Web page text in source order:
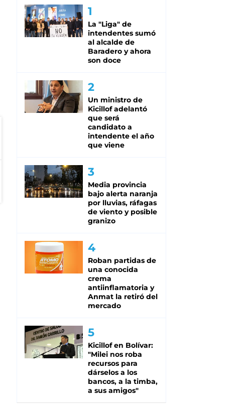
La "Liga" de
intendentes sumó
al alcalde de
Baradero y ahora
son doce
Un ministro de
Kicillof adelantó
que será
candidato a
intendente el año
que viene
Media provincia
bajo alerta naranja
por lluvias, ráfagas
de viento y posible
granizo
Roban partidas de
una conocida
crema
antiinflamatoria y
Anmat la retiró del
mercado
Kicillof en Bolívar:
"Milei nos roba
recursos para
dárselos a los
bancos, a la timba,
a sus amigos"